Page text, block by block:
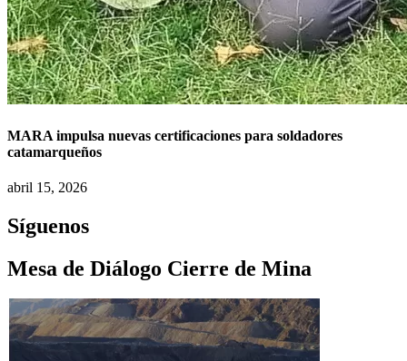
MARA impulsa nuevas certificaciones para soldadores
catamarqueños
abril 15, 2026
Síguenos
Mesa de Diálogo Cierre de Mina